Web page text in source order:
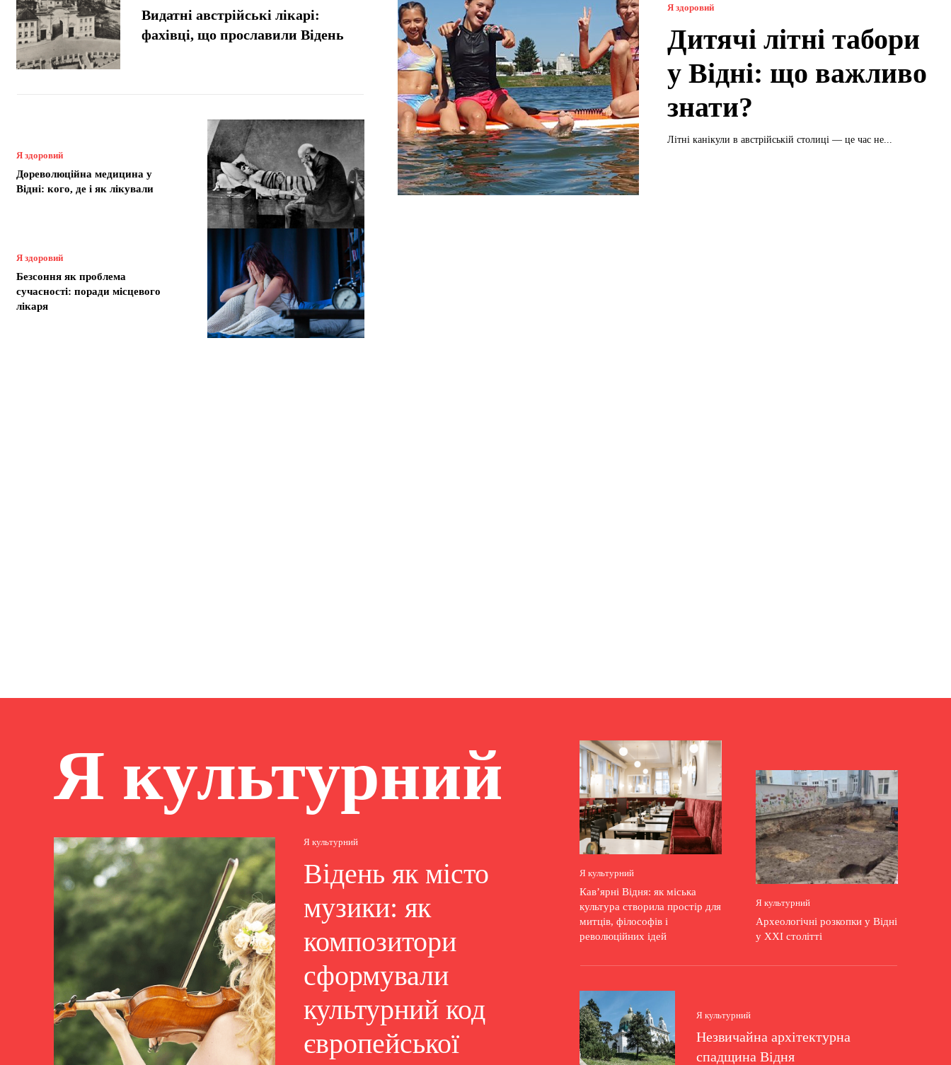
Видатні австрійські лікарі:
фахівці, що прославили Відень
Я здоровий
Дореволюційна медицина у
Відні: кого, де і як лікували
Я здоровий
Безсоння як проблема
сучасності: поради місцевого
лікаря
Я здоровий
Дитячі літні табори
у Відні: що важливо
знати?
Літні канікули в австрійській столиці — це час не...
Я культурний
Я культурний
Відень як місто
музики: як
композитори
сформували
культурний код
європейської
Я культурний
Кав’ярні Відня: як міська
культура створила простір для
митців, філософів і
революційних ідей
Я культурний
Археологічні розкопки у Відні
у XXI столітті
Я культурний
Незвичайна архітектурна
спадщина Відня